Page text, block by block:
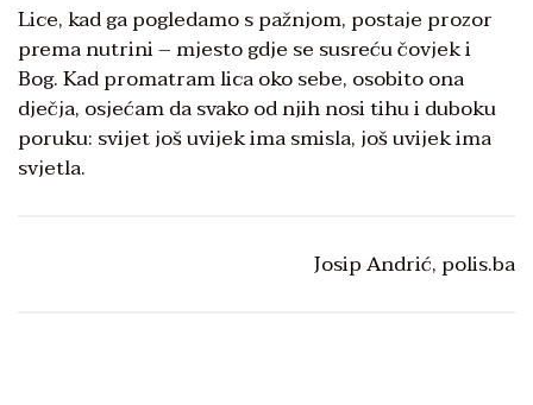
Lice, kad ga pogledamo s pažnjom, postaje prozor
prema nutrini – mjesto gdje se susreću čovjek i
Bog. Kad promatram lica oko sebe, osobito ona
dječja, osjećam da svako od njih nosi tihu i duboku
poruku: svijet još uvijek ima smisla, još uvijek ima
svjetla.
Josip Andrić, polis.ba